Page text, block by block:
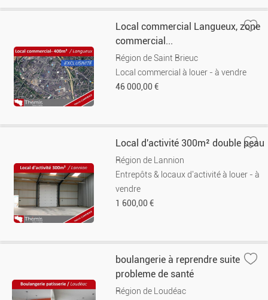
Local commercial Langueux, zone
commercial...
Région de Saint Brieuc
Local commercial à louer - à vendre
46 000,00 €
Local d'activité 300m² double peau
Région de Lannion
Entrepôts & locaux d'activité à louer - à
vendre
1 600,00 €
boulangerie à reprendre suite
probleme de santé
Région de Loudéac